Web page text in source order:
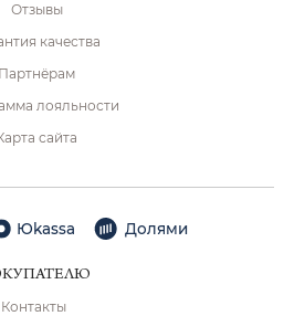
Отзывы
качества
Партнёрам
лояльности
сайта
Юkassa Долями
Контакты